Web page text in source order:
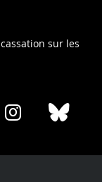
sur les
Share
Instagram